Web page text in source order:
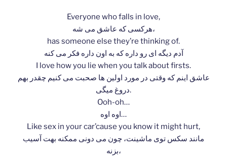
Everyone who falls in love,
هرکسی که عاشق می شه،
has someone else they’re thinking of.
آدم دیگه ای رو داره که به اون داره فکر می کنه
I love how you lie when you talk about firsts.
عاشق اینم که وقتی در مورد اولین ها صحبت می کنیم چقدر بهم
دروغ میگی.
Ooh-oh…
اوه اوه…
Like sex in your car’cause you know it might hurt,
مانند سکس توی ماشینت، چون می دونی ممکنه بهت آسیب
بزنه،